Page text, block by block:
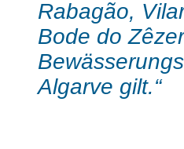
Rabagão,
Bode do
Algarve gilt.“